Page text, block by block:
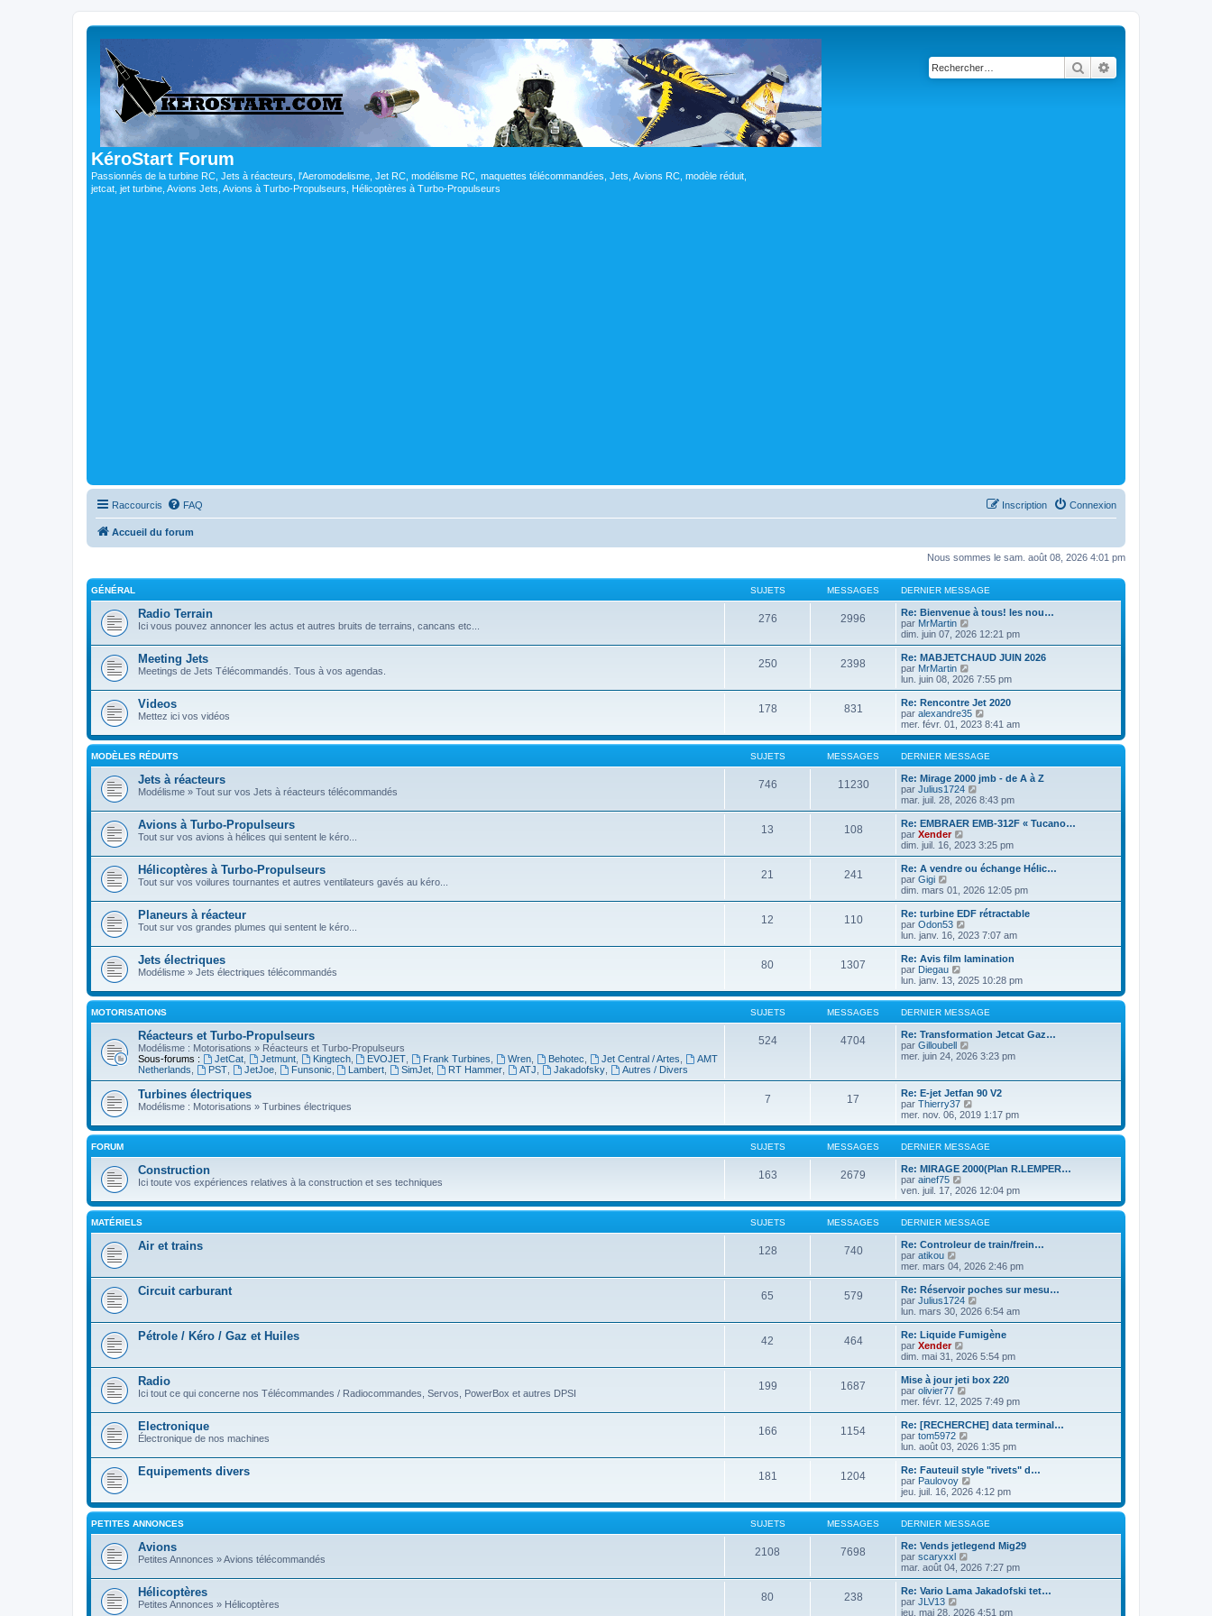
KéroStart Forum
Passionnés de la turbine RC, Jets à réacteurs, l'Aeromodelisme, Jet RC, modélisme RC, maquettes télécommandées, Jets, Avions RC, modèle réduit,
jetcat, jet turbine, Avions Jets, Avions à Turbo-Propulseurs, Hélicoptères à Turbo-Propulseurs
Rechercher
Raccourcis FAQ Connexion
Inscription
Accueil du forum
Nous sommes le sam. août 08, 2026 4:01 pm
GÉNÉRAL SUJETS MESSAGES DERNIER MESSAGE
Radio Terrain
Ici vous pouvez annoncer les actus et autres bruits de terrains, cancans etc...
276 2996
Re: Bienvenue à tous! les nou…
par MrMartin
o
n
s
l
e
r
l
e
d
e
r
n
i
e
r
e
s
a
g
dim. juin 07, 2026 12:21 pm
Meeting Jets
Meetings de Jets Télécommandés. Tous à vos agendas.
250 2398
Re: MABJETCHAUD JUIN 2026
par MrMartin
o
n
s
u
l
e
r
l
e
d
e
n
e
r
e
s
a
g
lun. juin 08, 2026 7:55 pm
Videos
Mettez ici vos vidéos
178 831
Re: Rencontre Jet 2020
par alexandre35
o
n
s
u
l
t
r
l
e
e
i
e
r
m
e
s
a
g
mer. févr. 01, 2023 8:41 am
MODÈLES RÉDUITS SUJETS MESSAGES DERNIER MESSAGE
Jets à réacteurs
Modélisme » Tout sur vos Jets à réacteurs télécommandés
746 11230
Re: Mirage 2000 jmb - de A à Z
par Julius1724
o
n
s
l
e
r
l
e
e
n
i
e
m
e
s
s
a
g
mar. juil. 28, 2026 8:43 pm
Avions à Turbo-Propulseurs
Tout sur vos avions à hélices qui sentent le kéro...
13 108
Re: EMBRAER EMB-312F « Tucano…
par Xender
o
n
s
l
e
r
l
e
e
n
i
r
e
s
s
g
e
dim. juil. 16, 2023 3:25 pm
Hélicoptères à Turbo-Propulseurs
Tout sur vos voilures tournantes et autres ventilateurs gavés au kéro...
21 241
Re: A vendre ou échange Hélic…
par Gigi
o
n
s
u
l
e
r
l
e
d
e
r
n
i
e
r
e
s
s
a
g
e
dim. mars 01, 2026 12:05 pm
Planeurs à réacteur
Tout sur vos grandes plumes qui sentent le kéro...
12 110
Re: turbine EDF rétractable
par Odon53
o
n
s
l
e
r
l
e
d
e
i
e
r
m
e
s
s
a
g
lun. janv. 16, 2023 7:07 am
Jets électriques
Modélisme » Jets électriques télécommandés
80 1307
Re: Avis film lamination
par Diegau
o
n
s
u
l
t
e
r
d
e
r
n
i
e
r
m
e
s
s
a
g
e
lun. janv. 13, 2025 10:28 pm
MOTORISATIONS SUJETS MESSAGES DERNIER MESSAGE
Réacteurs et Turbo-Propulseurs
Modélisme : Motorisations » Réacteurs et Turbo-Propulseurs
Sous-forums :
JetCat, Jetmunt, Kingtech, EVOJET Frank Turbines Wren Behotec Jet Central / Artes
AMT
Netherlands
PST, JetJoe, Funsonic Lambert SimJet RT Hammer ATJ Jakadofsky, Autres / Divers
524 4704
Re: Transformation Jetcat Gaz…
par Gilloubell
o
l
t
e
r
e
d
e
r
n
i
e
r
m
e
s
s
a
g
e
mer. juin 24, 2026 3:23 pm
Turbines électriques
Modélisme : Motorisations » Turbines électriques
7 17
Re: E-jet Jetfan 90 V2
par Thierry37
o
n
s
u
l
t
r
l
e
d
e
r
i
e
r
m
e
a
g
e
mer. nov. 06, 2019 1:17 pm
FORUM SUJETS MESSAGES DERNIER MESSAGE
Construction
Ici toute vos expériences relatives à la construction et ses techniques
163 2679
Re: MIRAGE 2000(Plan R.LEMPER…
par ainef75
o
n
s
u
l
t
r
l
e
d
e
n
i
e
r
e
s
s
a
g
e
ven. juil. 17, 2026 12:04 pm
MATÉRIELS SUJETS MESSAGES DERNIER MESSAGE
Air et trains 128 740
Re: Controleur de train/frein…
par atikou
o
n
s
u
e
r
l
e
e
r
n
i
e
r
m
e
s
s
a
g
e
mer. mars 04, 2026 2:46 pm
Circuit carburant 65 579
Re: Réservoir poches sur mesu…
par Julius1724
o
n
s
r
l
e
e
n
i
e
m
e
s
s
a
g
lun. mars 30, 2026 6:54 am
Pétrole / Kéro / Gaz et Huiles 42 464
Re: Liquide Fumigène
par Xender
o
n
s
u
l
e
r
l
e
e
r
n
i
r
e
s
s
a
g
dim. mai 31, 2026 5:54 pm
Radio
Ici tout ce qui concerne nos Télécommandes / Radiocommandes, Servos, PowerBox et autres DPSI
199 1687
Mise à jour jeti box 220
par olivier77
o
n
s
u
l
e
r
l
e
d
e
r
i
e
r
e
mer. févr. 12, 2025 7:49 pm
Electronique
Électronique de nos machines
166 1154
Re: [RECHERCHE] data terminal…
par tom5972
o
n
s
u
l
e
r
l
e
d
e
i
e
lun. août 03, 2026 1:35 pm
Equipements divers 181 1204
Re: Fauteuil style "rivets" d…
par Paulovoy
o
n
s
u
l
t
r
l
e
e
jeu. juil. 16, 2026 4:12 pm
PETITES ANNONCES SUJETS MESSAGES DERNIER MESSAGE
Avions
Petites Annonces » Avions télécommandés
2108 7698
Re: Vends jetlegend Mig29
par scaryxxl
o
n
s
l
mar. août 04, 2026 7:27 pm
Hélicoptères
Petites Annonces » Hélicoptères
80 238
Re: Vario Lama Jakadofski tet…
par JLV13
o
jeu. mai 28, 2026 4:51 pm